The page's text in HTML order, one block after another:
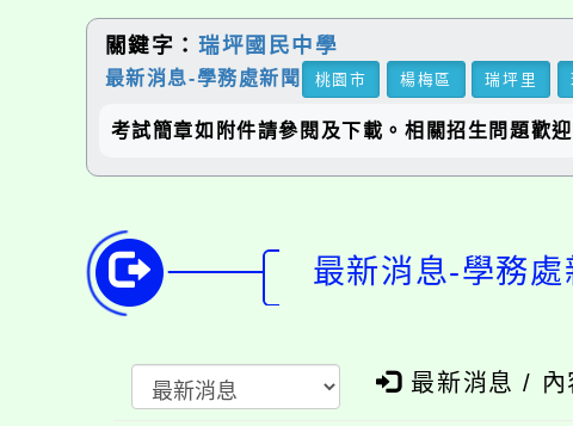
關鍵字： 瑞坪國民中學
最新消息-學務處新聞 桃園市 楊梅區 瑞坪里
考試簡章如附件請參閱及下載。相關招生問題歡
最新消息-學務
最新消息 / 內